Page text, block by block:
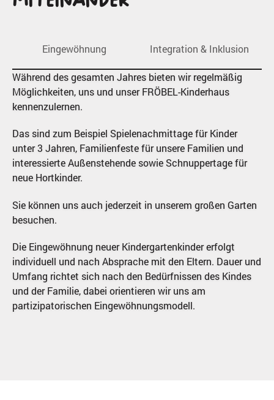
Eingewöhnung Integration & Inklusion
Während des gesamten Jahres bieten wir regelmäßig
Möglichkeiten, uns und unser FRÖBEL-Kinderhaus
kennenzulernen.
Das sind zum Beispiel Spielenachmittage für Kinder
unter 3 Jahren, Familienfeste für unsere Familien und
interessierte Außenstehende sowie Schnuppertage für
neue Hortkinder.
Sie können uns auch jederzeit in unserem großen Garten
besuchen.
Die Eingewöhnung neuer Kindergartenkinder erfolgt
individuell und nach Absprache mit den Eltern. Dauer und
Umfang richtet sich nach den Bedürfnissen des Kindes
und der Familie, dabei orientieren wir uns am
partizipatorischen Eingewöhnungsmodell.